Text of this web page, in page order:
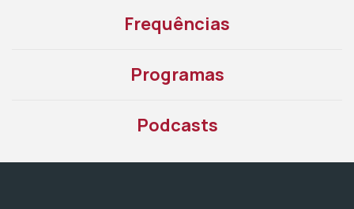
Frequências
Programas
Podcasts